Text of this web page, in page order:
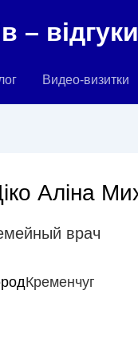
–
Видео-визитки
Аліна
врач
Кременчуг